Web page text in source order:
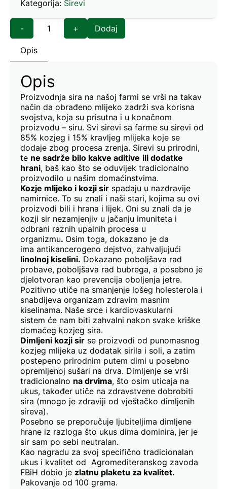
Kategorija: Sirevi
- + Dodaj
Opis
Opis
Proizvodnja sira na našoj farmi se vrši na takav
način da obrađeno mlijeko zadrži sva korisna
svojstva, koja su prisutna i u konačnom
proizvodu – siru. Svi sirevi sa farme su sirevi od
85% kozjeg i 15% kravljeg mlijeka koje se
dodaje zbog procesa zrenja. Sirevi su prirodni,
te ne sadrže bilo kakve aditive ili dodatke
hrani, baš kao što se oduvijek tradicionalno
proizvodilo u našim domaćinstvima.
Kozje mlijeko i kozji sir spadaju u nazdravije
namirnice. To su znali i naši stari, kojima su ovi
proizvodi bili i hrana i lijek. Oni su znali da je
kozji sir nezamjenjiv u jačanju imuniteta i
odbrani raznih upalnih procesa u
organizmu. Osim toga, dokazano je da
ima antikancerogeno dejstvo, zahvaljujući
linolnoj kiselini. Dokazano poboljšava rad
probave, poboljšava rad bubrega, a posebno je
djelotvoran kao prevencija oboljenja jetre.
Pozitivno utiče na smanjenje lošeg holesterola i
snabdijeva organizam zdravim masnim
kiselinama. Naše srce i kardiovaskularni
sistem će nam biti zahvalni nakon svake kriške
domaćeg kozjeg sira.
Dimljeni kozji sir se proizvodi od punomasnog
kozjeg mlijeka uz dodatak sirila i soli, a zatim
postepeno prirodnim putem dimi u posebno
opremljenoj sušari na drva. Dimljenje se vrši
tradicionalno na drvima, što osim uticaja na
ukus, također utiče na zdravstvene dobrobiti
sira (mnogo je zdraviji od vještačko dimljenih
sireva).
Posebno se preporučuje ljubiteljima dimljene
hrane iz razloga što ukus dima dominira, jer je
sir sam po sebi neutralan.
Kao nagradu za svoj specifično tradicionalan
ukus i kvalitet od Agromediteranskog zavoda
FBiH dobio je zlatnu plaketu za kvalitet.
Pakovanje od 100 grama.